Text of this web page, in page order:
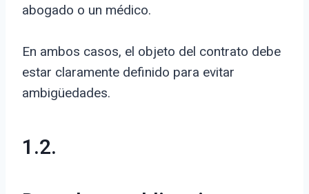
abogado o un médico.
En ambos casos, el objeto del contrato debe
estar claramente definido para evitar
ambigüedades.
1.2.